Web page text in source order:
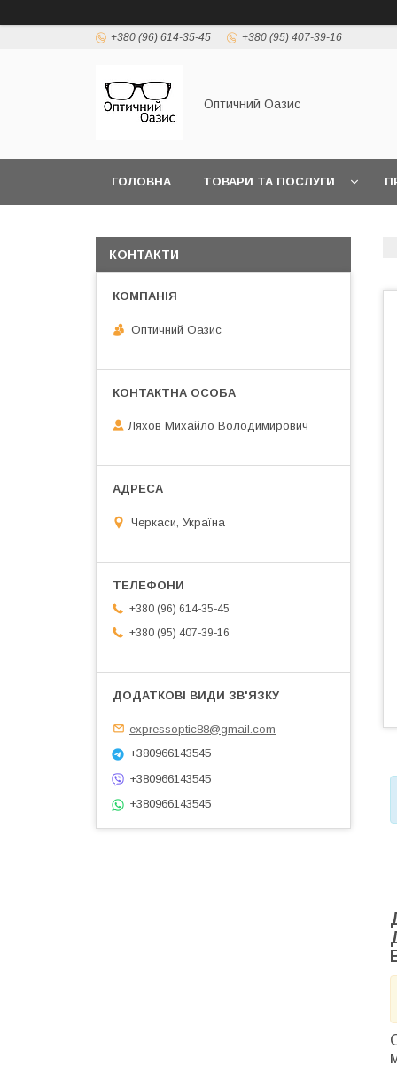
+380 (96) 614-35-45 +380 (95) 407-39-16
Оптичний Оазис
ГОЛОВНА ТОВАРИ ТА ПОСЛУГИ
КОНТАКТИ
Оптичний Оазис
Ляхов Михайло Володимирович
Черкаси, Україна
+380 (96) 614-35-45
+380 (95) 407-39-16
expressoptic88@gmail.com
+380966143545
+380966143545
+380966143545